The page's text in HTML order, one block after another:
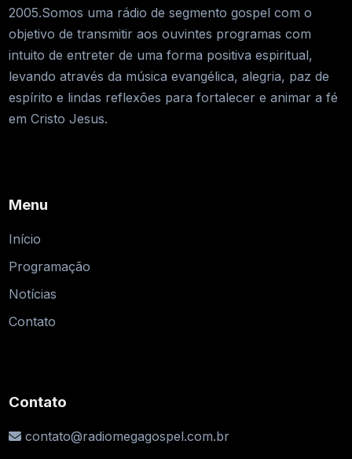
2005.Somos uma rádio de segmento gospel com o
objetivo de transmitir aos ouvintes programas com
intuito de entreter de uma forma positiva espiritual,
levando através da música evangélica, alegria, paz de
espírito e lindas reflexões para fortalecer e animar a fé
em Cristo Jesus.
Menu
Início
Programação
Notícias
Contato
Contato
contato@radiomegagospel.com.br